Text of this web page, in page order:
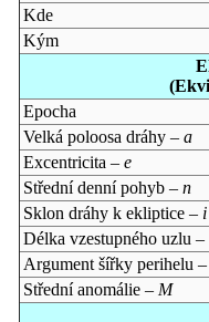
Kde
Kým
Epocha
Velká poloosa dráhy – a
Excentricita – e
Střední denní pohyb – n
Sklon dráhy k ekliptice – i
Délka vzestupného uzlu –
Argument šířky perihelu
Střední anomálie – M